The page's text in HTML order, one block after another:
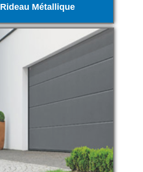
Rideau Métallique